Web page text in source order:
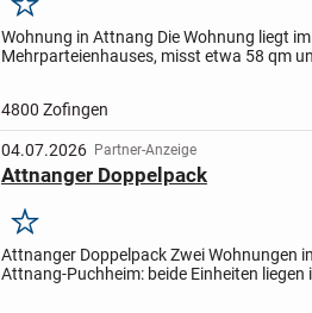
Merken
Wohnung in Attnang Die Wohnung liegt
Mehrparteienhauses, misst etwa 58 qm
4800 Zofingen
04.07.2026 Partner-Anzeige
Attnanger Doppelpack
Merken
Attnanger Doppelpack Zwei Wohnungen
Attnang-Puchheim: beide Einheiten